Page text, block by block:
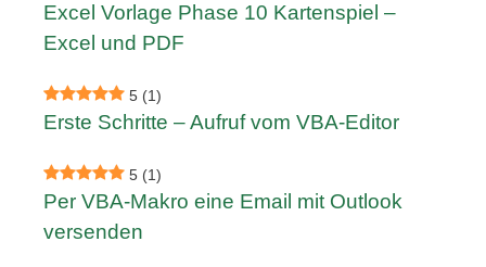
Excel Vorlage Phase 10 Kartenspiel –
Excel und PDF
5 (1)
Erste Schritte – Aufruf vom VBA-Editor
5 (1)
Per VBA-Makro eine Email mit Outlook
versenden